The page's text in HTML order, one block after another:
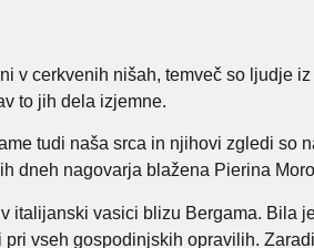
v cerkvenih nišah, temveč so ljudje
to jih dela izjemne.
tudi naša srca in njihovi zgledi so
dneh nagovarja blažena Pierina
italijanski vasici blizu Bergama. Bila
vseh gospodinjskih opravilih.